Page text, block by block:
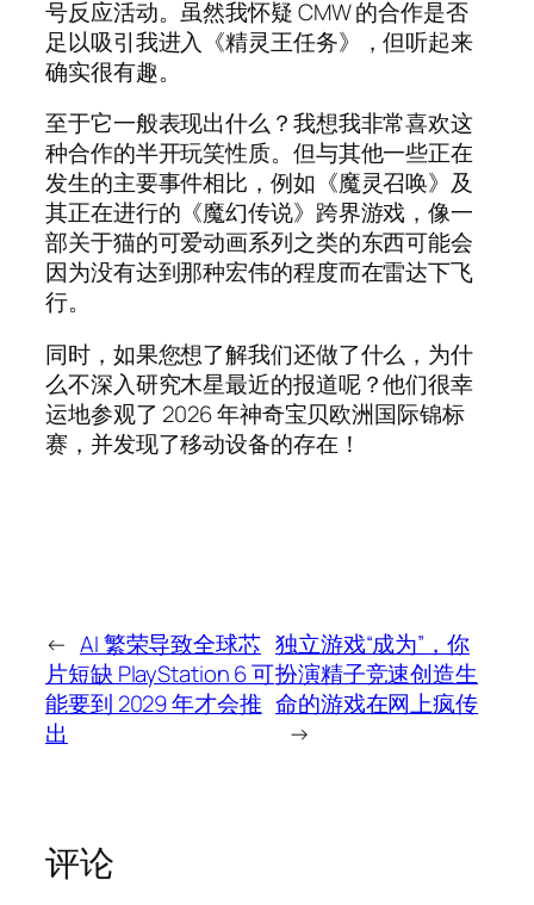
号反应活动。虽然我怀疑 CMW 的合作是否
足以吸引我进入《精灵王任务》，但听起来
确实很有趣。
至于它一般表现出什么？我想我非常喜欢这
种合作的半开玩笑性质。但与其他一些正在
发生的主要事件相比，例如《魔灵召唤》及
其正在进行的《魔幻传说》跨界游戏，像一
部关于猫的可爱动画系列之类的东西可能会
因为没有达到那种宏伟的程度而在雷达下飞
行。
同时，如果您想了解我们还做了什么，为什
么不深入研究木星最近的报道呢？他们很幸
运地参观了 2026 年神奇宝贝欧洲国际锦标
赛，并发现了移动设备的存在！
← AI 繁荣导致全球芯
片短缺 PlayStation 6 可
能要到 2029 年才会推
出
独立游戏“成为”，你
扮演精子竞速创造生
命的游戏在网上疯传
→
评论